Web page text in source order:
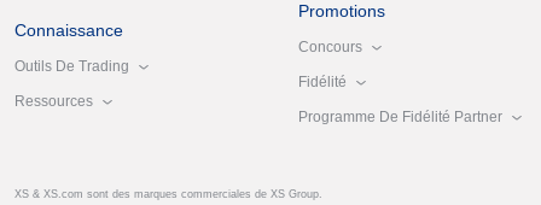
Connaissance
Outils De Trading
Ressources
Promotions
Concours
Fidélité
Programme De Fidélité Partner
XS & XS.com sont des marques commerciales de XS Group.